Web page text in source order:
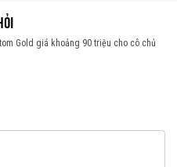
Gold giá khoảng 90 triệu cho cô chủ